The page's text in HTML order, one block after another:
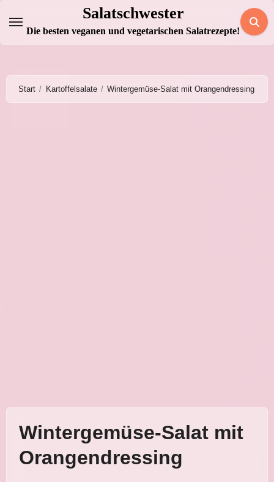
Inhalt
springen
Salatschwester
Die besten veganen und vegetarischen Salatrezepte!
Start Kartoffelsalate Wintergemüse-Salat mit Orangendressing
Wintergemüse-Salat mit
Orangendressing